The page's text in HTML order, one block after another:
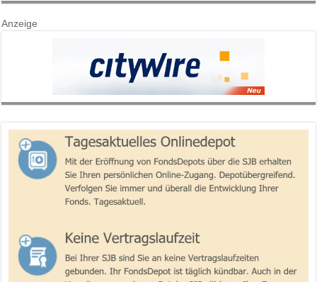
Anzeige